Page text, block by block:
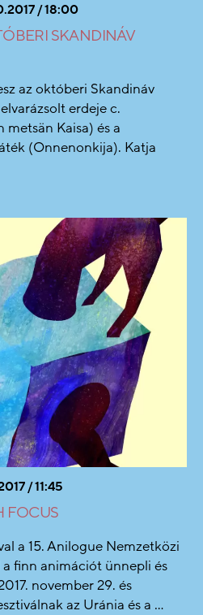
/ 18:00
SKANDINÁV
az októberi Skandináv
erdeje c.
Kaisa) és a
(Onnenonkija). Katja
/ 11:45
FOCUS
a 15. Anilogue Nemzetközi
finn animációt ünnepli és
november 29. és
az Uránia és a ...